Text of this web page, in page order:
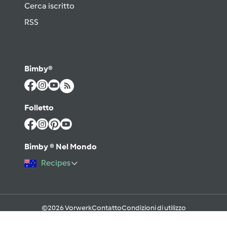
Cerca iscritto
RSS
Bimby®
Folletto
Bimby ® Nel Mondo
Recipes
©2026 VorwerkContattoCondizioni di utilizzo